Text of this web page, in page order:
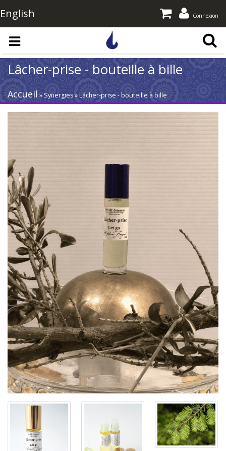
Aller au contenu principal
English Connexion
Lâcher-prise - bouteille à bille
Accueil » Synergies » Lâcher-prise - bouteille à bille